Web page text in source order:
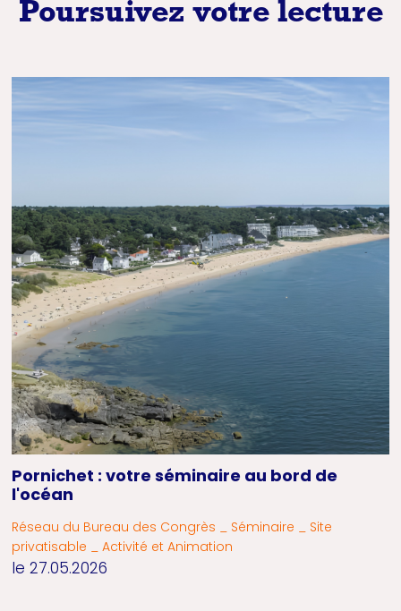
Poursuivez votre lecture
Pornichet : votre séminaire au bord de
l'océan
Réseau du Bureau des Congrès _ Séminaire _ Site
privatisable _ Activité et Animation
le 27.05.2026